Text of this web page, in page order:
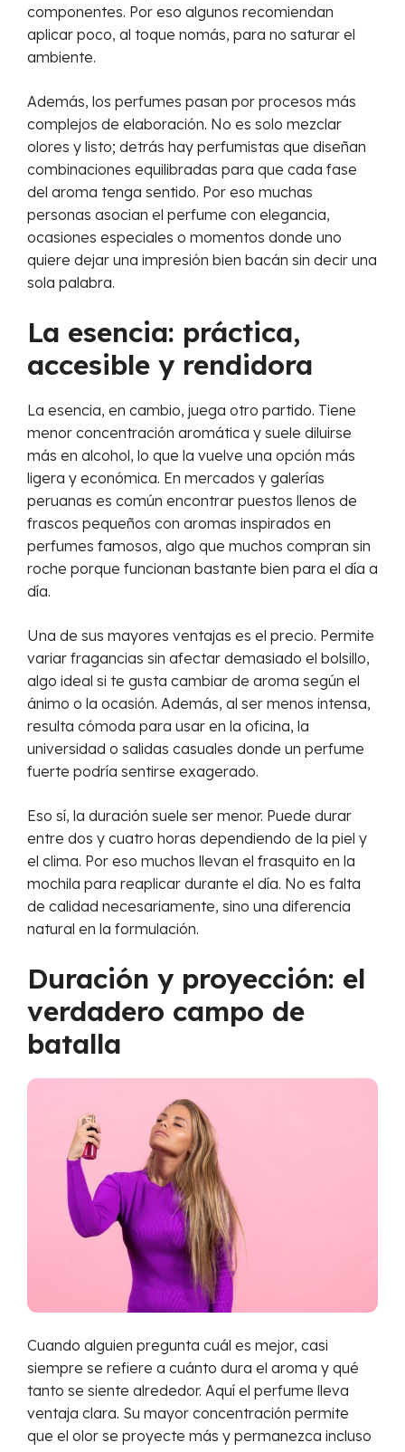
componentes. Por eso algunos recomiendan
aplicar poco, al toque nomás, para no saturar el
ambiente.
Además, los perfumes pasan por procesos más
complejos de elaboración. No es solo mezclar
olores y listo; detrás hay perfumistas que diseñan
combinaciones equilibradas para que cada fase
del aroma tenga sentido. Por eso muchas
personas asocian el perfume con elegancia,
ocasiones especiales o momentos donde uno
quiere dejar una impresión bien bacán sin decir una
sola palabra.
La esencia: práctica,
accesible y rendidora
La esencia, en cambio, juega otro partido. Tiene
menor concentración aromática y suele diluirse
más en alcohol, lo que la vuelve una opción más
ligera y económica. En mercados y galerías
peruanas es común encontrar puestos llenos de
frascos pequeños con aromas inspirados en
perfumes famosos, algo que muchos compran sin
roche porque funcionan bastante bien para el día a
día.
Una de sus mayores ventajas es el precio. Permite
variar fragancias sin afectar demasiado el bolsillo,
algo ideal si te gusta cambiar de aroma según el
ánimo o la ocasión. Además, al ser menos intensa,
resulta cómoda para usar en la oficina, la
universidad o salidas casuales donde un perfume
fuerte podría sentirse exagerado.
Eso sí, la duración suele ser menor. Puede durar
entre dos y cuatro horas dependiendo de la piel y
el clima. Por eso muchos llevan el frasquito en la
mochila para reaplicar durante el día. No es falta
de calidad necesariamente, sino una diferencia
natural en la formulación.
Duración y proyección: el
verdadero campo de
batalla
Cuando alguien pregunta cuál es mejor, casi
siempre se refiere a cuánto dura el aroma y qué
tanto se siente alrededor. Aquí el perfume lleva
ventaja clara. Su mayor concentración permite
que el olor se proyecte más y permanezca incluso